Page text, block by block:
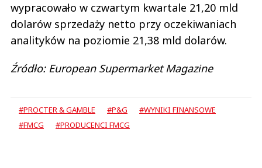
wypracowało w czwartym kwartale 21,20 mld
dolarów sprzedaży netto przy oczekiwaniach
analityków na poziomie 21,38 mld dolarów.
Źródło: European Supermarket Magazine
#PROCTER & GAMBLE #P&G
#WYNIKI FINANSOWE
#FMCG
#PRODUCENCI FMCG